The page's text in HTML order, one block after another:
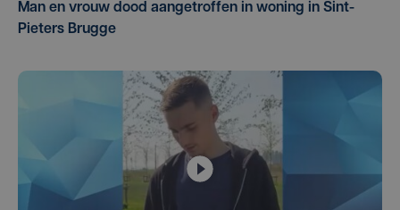
Man en vrouw dood aangetroffen in woning in Sint-
Pieters Brugge